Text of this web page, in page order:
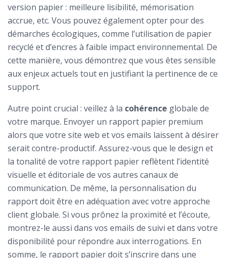
version papier : meilleure lisibilité, mémorisation
accrue, etc. Vous pouvez également opter pour des
démarches écologiques, comme l’utilisation de papier
recyclé et d’encres à faible impact environnemental. De
cette manière, vous démontrez que vous êtes sensible
aux enjeux actuels tout en justifiant la pertinence de ce
support.
Autre point crucial : veillez à la cohérence globale de
votre marque. Envoyer un rapport papier premium
alors que votre site web et vos emails laissent à désirer
serait contre-productif. Assurez-vous que le design et
la tonalité de votre rapport papier reflètent l’identité
visuelle et éditoriale de vos autres canaux de
communication. De même, la personnalisation du
rapport doit être en adéquation avec votre approche
client globale. Si vous prônez la proximité et l’écoute,
montrez-le aussi dans vos emails de suivi et dans votre
disponibilité pour répondre aux interrogations. En
somme, le rapport papier doit s’inscrire dans une